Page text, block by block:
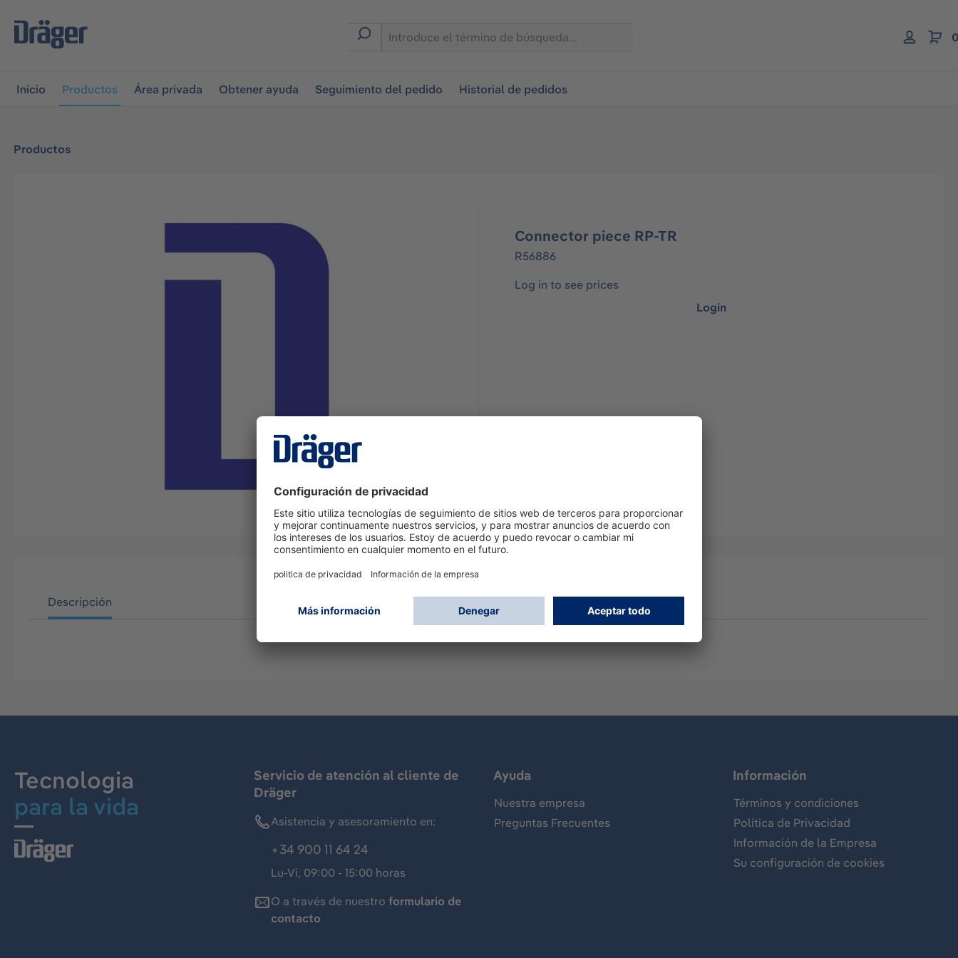
la navegación principal
Inicio Productos Área privada Obtener ayuda Seguimiento del pedido Historial de pedidos
Productos
Connector piece RP-TR
R56886
Log in to see prices
Login
Descripción
Tecnologia
para la vida
Servicio de atención al cliente de
Dräger
Asistencia y asesoramiento en:
+34 900 11 64 24
Lu-Vi, 09:00 - 15:00 horas
O a través de nuestro formulario de
contacto
Ayuda
Nuestra empresa
Preguntas Frecuentes
Información
Términos y condiciones
Política de Privacidad
Información de la Empresa
Su configuración de cookies